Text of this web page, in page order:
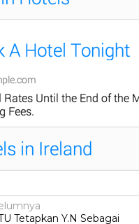
Tetapkan Y.N Sebagai